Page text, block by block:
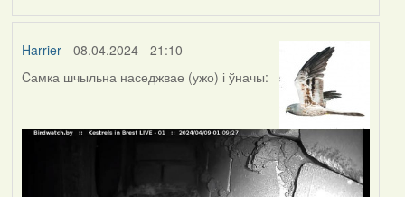
Harrier- 08.04.2024 - 21:10
Cамка шчыльна наседжвае (ужо) і ўначы: